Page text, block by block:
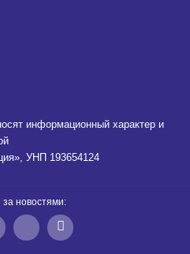
информационный характер и
УНП 193654124
новостями: